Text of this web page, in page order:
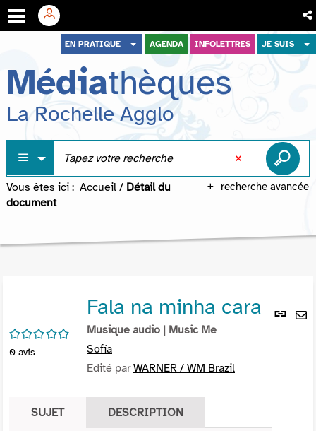
menu
contenu
recherche
EN PRATIQUE AGENDA INFOLETTRES JE SUIS
Médiathèques
La Rochelle Agglo
recherche avancée
Vous êtes ici : Accueil / Détail du
document
Lien
/5
0 avis
Fala na minha cara
Musique audio | Music Me
Sofía
Edité parWARNER / WM Brazil
SUJET DESCRIPTION